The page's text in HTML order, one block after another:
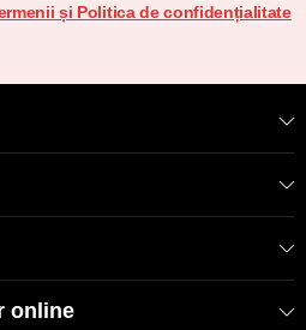
și Politica de confidențialitate
online